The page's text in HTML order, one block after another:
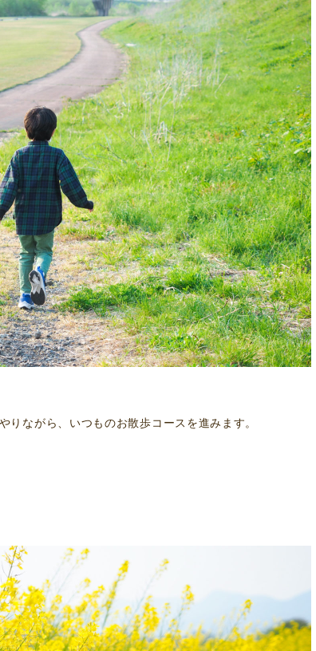
ながら、いつものお散歩コースを進みます。